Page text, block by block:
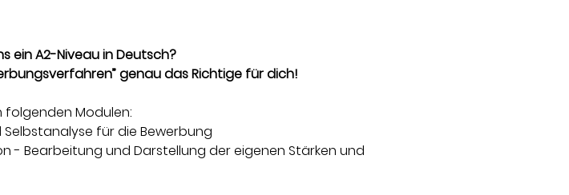
ein A2-Niveau in Deutsch?
genau das Richtige für dich!
Modulen:
Selbstanalyse für die Bewerbung
Bearbeitung und Darstellung der eigenen Stärken und